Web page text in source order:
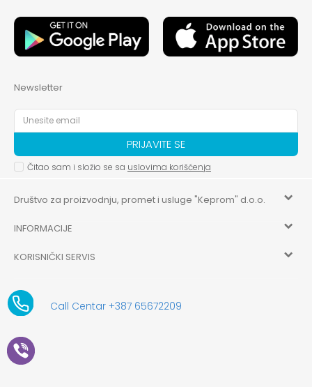
Newsletter
PRIJAVITE SE
Čitao sam i složio se sa uslovima korišćenja
Društvo za proizvodnju, promet i usluge "Keprom" d.o.o.
HILANDARSKA 32, ISTOČNO NOVO SARAJEVO, ISTOČNO
aksaonlinebih@aksabih.ba
5514802214205743
61-01-0052-11
11079253
INFORMACIJE
Zaposlenje
Saradnja
KORISNIČKI SERVIS
Uslovi korišćenja i prodaje
Kako kupiti
Call Centar +387 65672209